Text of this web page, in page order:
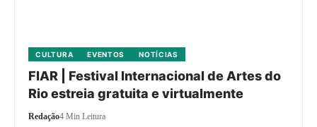
CULTURA EVENTOS NOTÍCIAS
FIAR | Festival Internacional de Artes do
Rio estreia gratuita e virtualmente
Redação4 Min Leitura